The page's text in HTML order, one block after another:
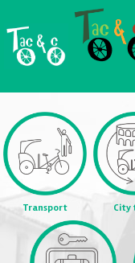
Transport City